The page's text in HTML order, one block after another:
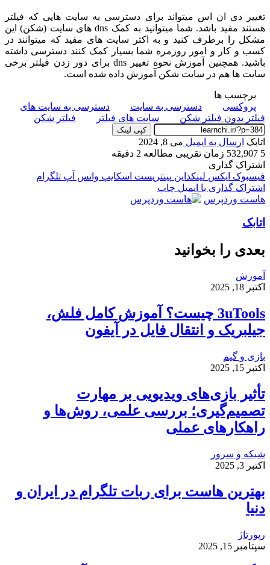
تغییر دی ان اس میتواند برای دسترسی به سایت هایی که فیلتر
هستند مفید باشد. شما میتوانید به کمک dns های سایت (شکن) این
مشکل را برطرف کنید و به اکثر سایت های مفید که میتوانند در
کسب و کار و امور روزمره شما بسیار کمک کنند دسترسی داشته
باشید. همچنین آموزش نحوه تغییر dns برای دور زدن فیلتر برخی
سایت ها هم در سایت شکن آموزش داده شده است.
برچسب ها
پروکسی
دسترسی به سایت
دسترسی به سایت های
فیلتر بدون فیلتر شکن
سایت های فیلتر فیلتر شکن
کپی لینک
اتابک ارسال به ایمیل می 8, 2024
5
زمان تقریبی مطالعه 2 دقیقه
اشتراک گذاری
فیسبوک ایکس لینکداین پینتریست اسکایپ واتس آپ تلگرام
اشتراک گذاری با ایمیل چاپ
هاست وردپرس
اتابک
بعدی را بخوانید
آموزش
اکتبر 18, 2025
3uTools چیست؟ آموزش کامل فلش،
جیلبریک و انتقال فایل در آیفون
بازی و گیم
اکتبر 15, 2025
تأثیر بازی‌های ویدیویی بر مهارت
تصمیم‌گیری؛ بررسی علمی، روش‌ها و
راهکارهای عملی
شبکه و سرور
اکتبر 3, 2025
بهترین هاست برای ربات تلگرام در ایران و
دنیا
رپورتاژ
سپتامبر 15, 2025